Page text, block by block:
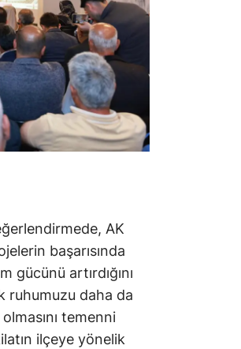
AK
başarısında
gücünü artırdığını
ruhumuzu daha da
temenni
ilçeye yönelik